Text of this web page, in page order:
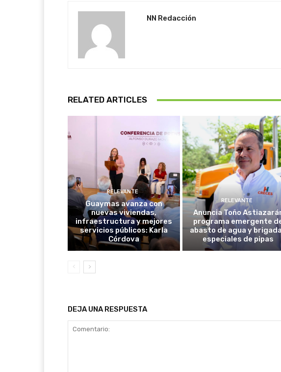
NN Redacción
RELATED ARTICLES
RELEVANTE
Guaymas avanza con
nuevas viviendas,
infraestructura y mejores
servicios públicos: Karla
Córdova
RELEVANTE
Anuncia Toño
programa emergente
abasto de agua y
especiales de pipas
DEJA UNA RESPUESTA